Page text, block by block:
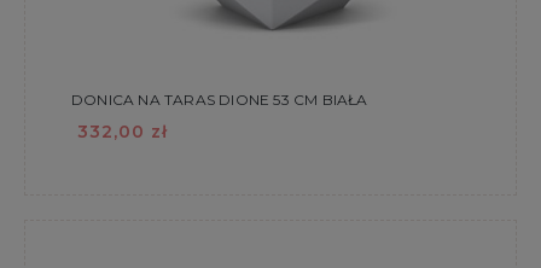
DONICA NA TARAS DIONE 53 CM BIAŁA
332,00 zł